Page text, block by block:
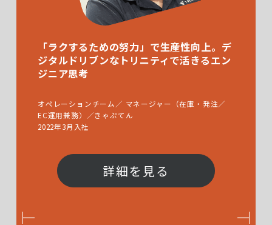
「ラクするための努力」で生産性向上。デ
ジタルドリブンなトリニティで活きるエン
ジニア思考
オペレーションチーム／ マネージャー（在庫・発注／
EC運用兼務）／きゃぷてん
2022年3月入社
詳細を見る